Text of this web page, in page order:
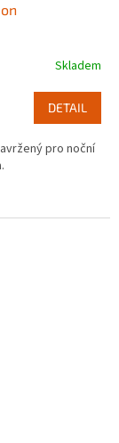
Skladem
DETAIL
pro noční